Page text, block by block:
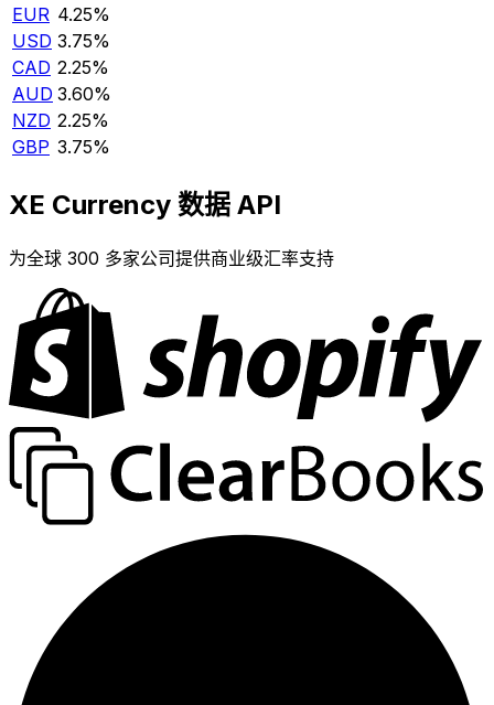
EUR 4.25%
USD 3.75%
CAD 2.25%
AUD 3.60%
NZD 2.25%
GBP 3.75%
XE Currency 数据 API
为全球 300 多家公司提供商业级汇率支持